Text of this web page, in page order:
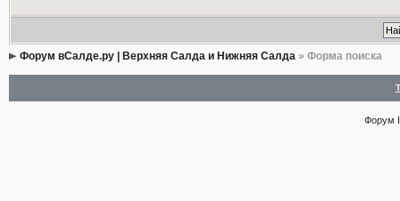
Форум вСалде.ру | Верхняя Салда и Нижняя Салда» Форма поиска
Форум